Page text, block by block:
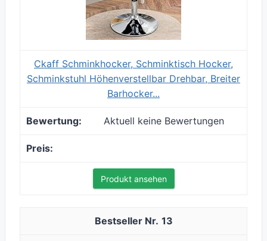
Ckaff Schminkhocker, Schminktisch Hocker,
Schminkstuhl Höhenverstellbar Drehbar, Breiter
Barhocker...
Aktuell keine Bewertungen
Produkt ansehen
13